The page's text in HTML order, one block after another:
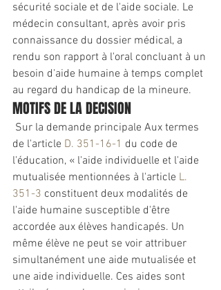
sécurité sociale et de l'aide sociale. Le
médecin consultant, après avoir pris
connaissance du dossier médical, a
rendu son rapport à l'oral concluant à un
besoin d'aide humaine à temps complet
au regard du handicap de la mineure.
MOTIFS DE LA DECISION
de l'article D. 351-16-1 du code de
l'éducation, « l'aide individuelle et l'aide
mutualisée mentionnées à l'article L.
351-3 constituent deux modalités de
l'aide humaine susceptible d'être
accordée aux élèves handicapés. Un
même élève ne peut se voir attribuer
simultanément une aide mutualisée et
une aide individuelle. Ces aides sont